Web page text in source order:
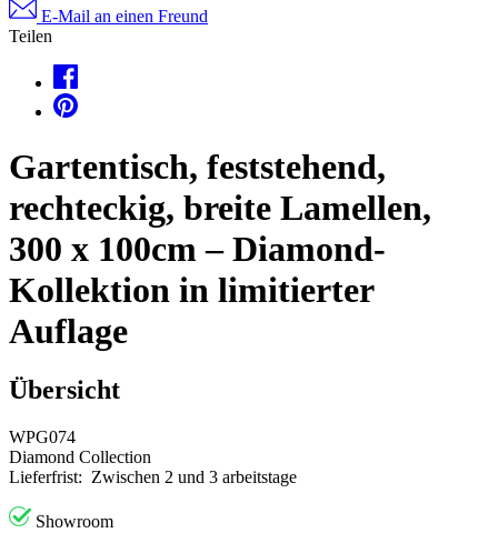
E-Mail an einen Freund
Teilen
Gartentisch, feststehend,
rechteckig, breite Lamellen,
300 x 100cm – Diamond-
Kollektion in limitierter
Auflage
Übersicht
WPG074
Diamond Collection
Lieferfrist: Zwischen 2 und 3 arbeitstage
Showroom